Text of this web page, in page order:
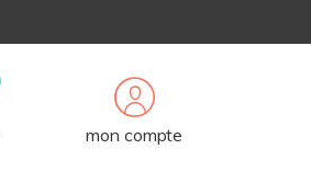
mon compte